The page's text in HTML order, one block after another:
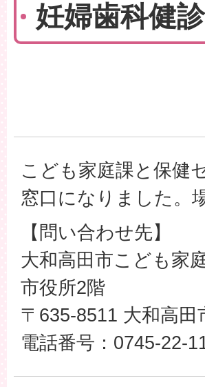
妊婦歯科健
こども家庭課と保健
窓口になりました。
【問い合わせ先】
大和高田市こども家
市役所2階
〒635-8511 大和高田
電話番号：0745-22-